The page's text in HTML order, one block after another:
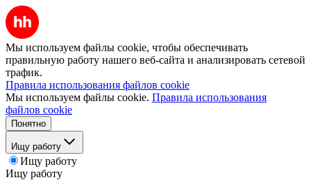
Мы используем файлы cookie, чтобы обеспечивать
правильную работу нашего веб-сайта и анализировать сетевой
трафик.
Правила использования файлов cookie
Мы используем файлы cookie. Правила использования
файлов cookie
Понятно
Ищу работу
Ищу работу
Ищу работу